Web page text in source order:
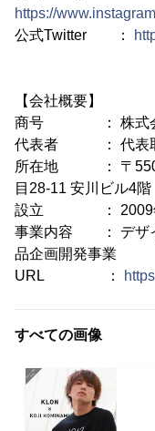
https://
公式Twitter ：
【会社概要】
商号 ： 株式会社
代表者 ： 代表
所在地 ： 〒550-
目28-11 安川ビル4階
設立 ： 2009
事業内容 ： デザイ
品企画開発事業
URL ：
すべての画像